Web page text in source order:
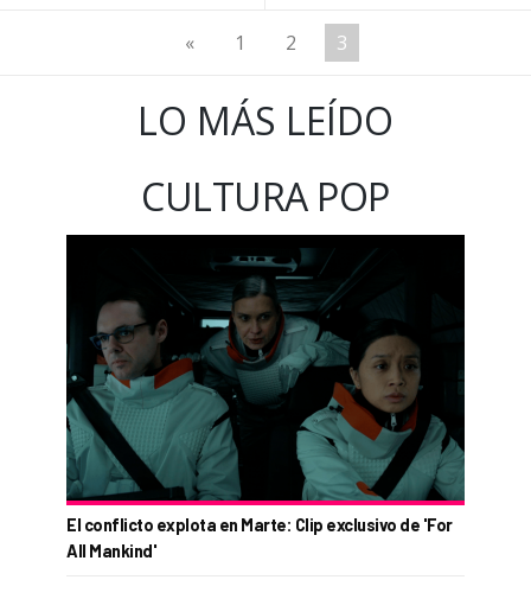
« 1 2 3
LO MÁS LEÍDO
CULTURA POP
El conflicto explota en Marte: Clip exclusivo de 'For
All Mankind'